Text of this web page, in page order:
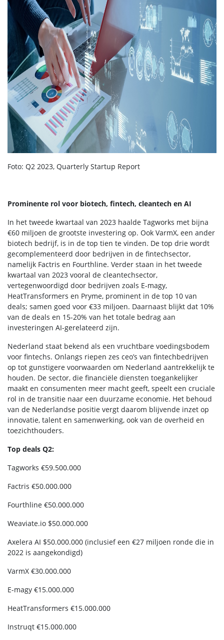
Foto: Q2 2023, Quarterly Startup Report
Prominente rol voor biotech, fintech, cleantech en AI
In het tweede kwartaal van 2023 haalde Tagworks met bijna
€60 miljoen de grootste investering op. Ook VarmX, een ander
biotech bedrijf, is in de top tien te vinden. De top drie wordt
gecomplementeerd door bedrijven in de fintechsector,
namelijk Factris en Fourthline. Verder staan in het tweede
kwartaal van 2023 vooral de cleantechsector,
vertegenwoordigd door bedrijven zoals E-magy,
HeatTransformers en Pryme, prominent in de top 10 van
deals; samen goed voor €33 miljoen. Daarnaast blijkt dat 10%
van de deals en 15-20% van het totale bedrag aan
investeringen AI-gerelateerd zijn.
Nederland staat bekend als een vruchtbare voedingsbodem
voor fintechs. Onlangs riepen zes ceo’s van fintechbedrijven
op tot gunstigere voorwaarden om Nederland aantrekkelijk te
houden. De sector, die financiële diensten toegankelijker
maakt en consumenten meer macht geeft, speelt een cruciale
rol in de transitie naar een duurzame economie. Het behoud
van de Nederlandse positie vergt daarom blijvende inzet op
innovatie, talent en samenwerking, ook van de overheid en
toezichthouders.
Top deals Q2:
Tagworks €59.500.000
Factris €50.000.000
Fourthline €50.000.000
Weaviate.io $50.000.000
Axelera AI $50.000.000 (inclusief een €27 miljoen ronde die in
2022 is aangekondigd)
VarmX €30.000.000
E-magy €15.000.000
HeatTransformers €15.000.000
Instruqt €15.000.000